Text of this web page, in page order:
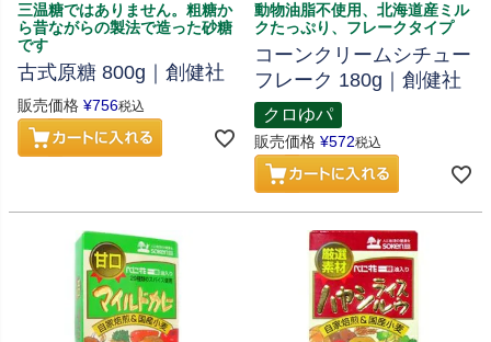
三温糖ではありません。粗糖か
ら昔ながらの製法で造った砂糖
です
古式原糖 800g｜創健社
販売価格 ¥756税込
動物油脂不使用、北海道産ミル
クたっぷり、フレークタイプ
コーンクリームシチュー
フレーク 180g｜創健社
クロゆパ
販売価格 ¥572税込